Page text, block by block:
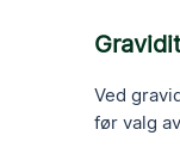
Ved
før valg